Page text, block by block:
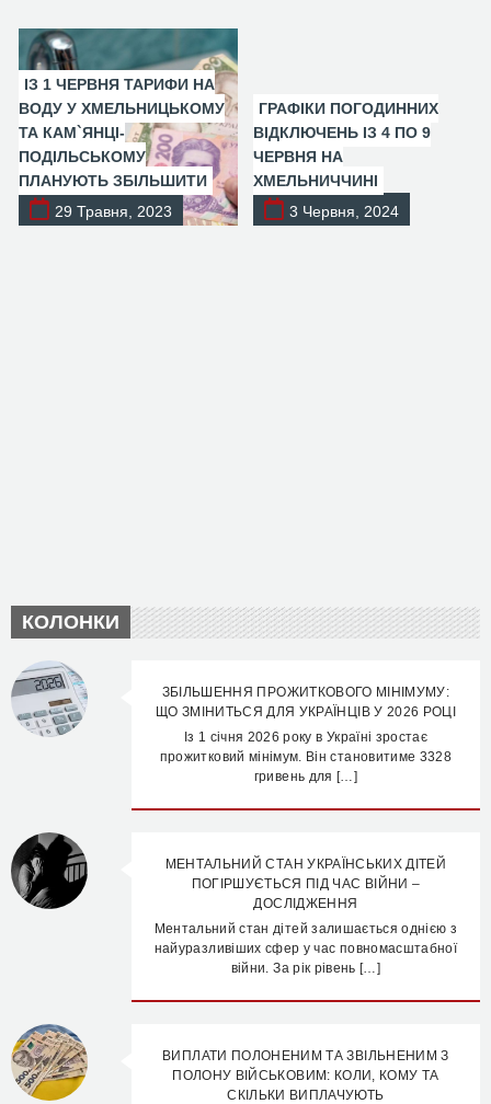
ІЗ 1 ЧЕРВНЯ ТАРИФИ НА
ВОДУ У ХМЕЛЬНИЦЬКОМУ
ТА КАМ`ЯНЦІ-
ПОДІЛЬСЬКОМУ
ПЛАНУЮТЬ ЗБІЛЬШИТИ
29 Травня, 2023
ГРАФІКИ ПОГОДИННИХ
ВІДКЛЮЧЕНЬ ІЗ 4 ПО 9
ЧЕРВНЯ НА
ХМЕЛЬНИЧЧИНІ
3 Червня, 2024
КОЛОНКИ
ЗБІЛЬШЕННЯ ПРОЖИТКОВОГО МІНІМУМУ:
ЩО ЗМІНИТЬСЯ ДЛЯ УКРАЇНЦІВ У 2026 РОЦІ
Із 1 січня 2026 року в Україні зростає
прожитковий мінімум. Він становитиме 3328
гривень для […]
МЕНТАЛЬНИЙ СТАН УКРАЇНСЬКИХ ДІТЕЙ
ПОГІРШУЄТЬСЯ ПІД ЧАС ВІЙНИ –
ДОСЛІДЖЕННЯ
Ментальний стан дітей залишається однією з
найуразливіших сфер у час повномасштабної
війни. За рік рівень […]
ВИПЛАТИ ПОЛОНЕНИМ ТА ЗВІЛЬНЕНИМ З
ПОЛОНУ ВІЙСЬКОВИМ: КОЛИ, КОМУ ТА
СКІЛЬКИ ВИПЛАЧУЮТЬ